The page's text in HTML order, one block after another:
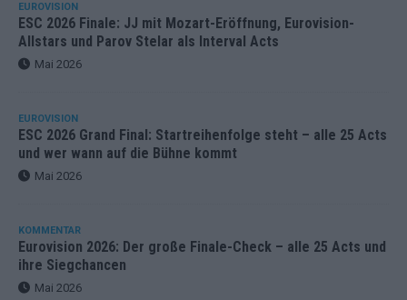
EUROVISION
ESC 2026 Finale: JJ mit Mozart-Eröffnung, Eurovision-
Allstars und Parov Stelar als Interval Acts
Mai 2026
EUROVISION
ESC 2026 Grand Final: Startreihenfolge steht – alle 25 Acts
und wer wann auf die Bühne kommt
Mai 2026
KOMMENTAR
Eurovision 2026: Der große Finale-Check – alle 25 Acts und
ihre Siegchancen
Mai 2026